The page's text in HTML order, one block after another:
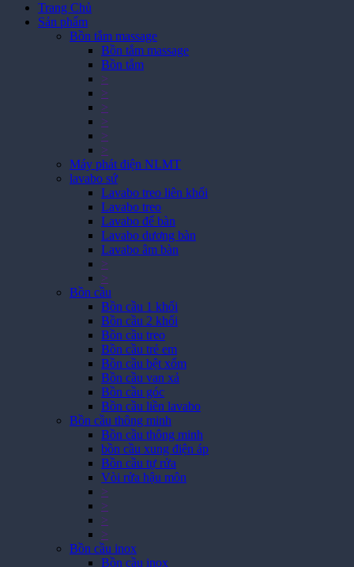
Trang Chủ
Sản phẩm
Bồn tắm massage
Bồn tắm massage
Bồn tắm
>
>
>
>
>
>
Máy phát điện NLMT
lavabo sứ
Lavabo treo liên khối
Lavabo treo
Lavabo để bàn
Lavabo dương bàn
Lavabo âm bàn
>
>
Bồn cầu
Bồn cầu 1 khối
Bồn cầu 2 khối
Bồn cầu treo
Bồn cầu trẻ em
Bồn cầu bệt xổm
Bồn cầu van xả
Bồn cầu góc
Bồn cầu liền lavabo
Bồn cầu thông minh
Bồn cầu thông minh
bồn cầu xung điện áp
Bồn cầu tự rửa
Vòi rửa hậu môn
>
>
>
>
Bồn cầu inox
Bồn cầu inox